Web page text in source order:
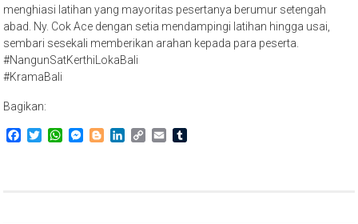
menghiasi latihan yang mayoritas pesertanya berumur setengah
abad. Ny. Cok Ace dengan setia mendampingi latihan hingga usai,
sembari sesekali memberikan arahan kepada para peserta.
#NangunSatKerthiLokaBali
#KramaBali
Bagikan:
Facebook
TwitterWhatsApp
Messenger
BloggerLinkedIn
Copy Email